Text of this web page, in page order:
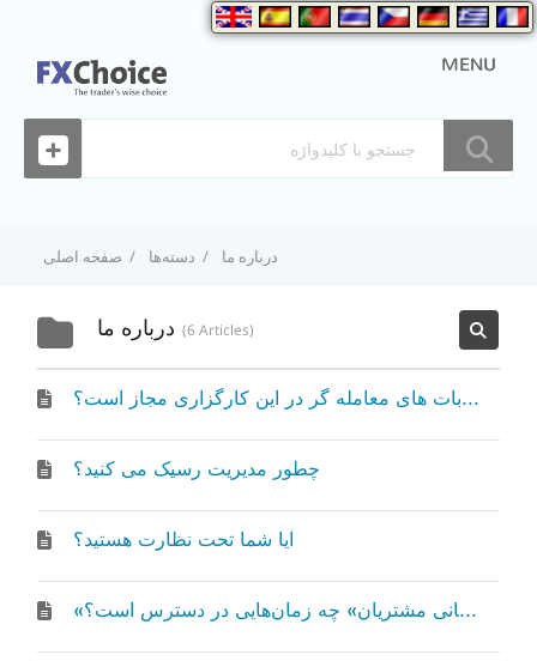
MENU
صفحه اصلی دسته‌ها درباره ما
درباره ما 6 Articles
آیا استفاده از روبات های معامله گر در این کارگزاری مجاز است؟
چطور مدیریت رسیک می کنید؟
آیا شما تحت نظارت هستید؟
«پشتیبانی مشتریان» چه زمان‌هایی در دسترس است؟